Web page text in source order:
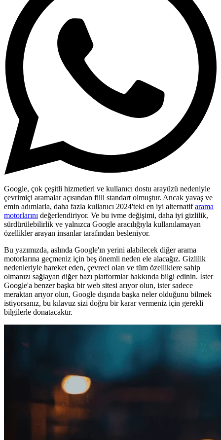
Google, çok çeşitli hizmetleri ve kullanıcı dostu arayüzü nedeniyle
çevrimiçi aramalar açısından fiili standart olmuştur. Ancak yavaş ve
emin adımlarla, daha fazla kullanıcı 2024'teki en iyi alternatifarama
motorlarını değerlendiriyor. Ve bu ivme değişimi, daha iyi gizlilik,
sürdürülebilirlik ve yalnızca Google aracılığıyla kullanılamayan
özellikler arayan insanlar tarafından besleniyor.
Bu yazımızda, aslında Google'ın yerini alabilecek diğer arama
motorlarına geçmeniz için beş önemli neden ele alacağız. Gizlilik
nedenleriyle hareket eden, çevreci olan ve tüm özelliklere sahip
olmanızı sağlayan diğer bazı platformlar hakkında bilgi edinin. İster
Google'a benzer başka bir web sitesi arıyor olun, ister sadece
meraktan arıyor olun, Google dışında başka neler olduğunu bilmek
istiyorsanız, bu kılavuz sizi doğru bir karar vermeniz için gerekli
bilgilerle donatacaktır.